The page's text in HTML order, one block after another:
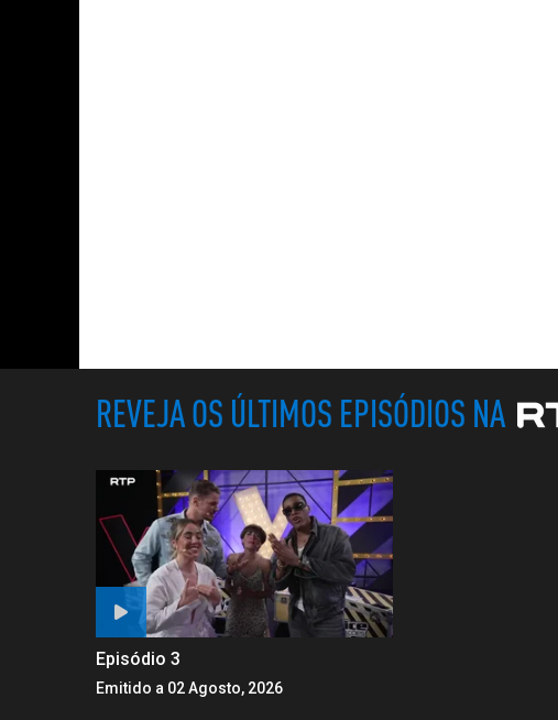
REVEJA OS ÚLTIMOS EPISÓDIOS NA
Episódio 3
Emitido a 02 Agosto, 2026